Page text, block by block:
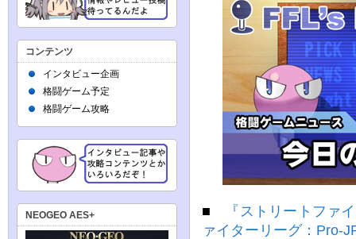
■
『ストリートファ
ァイターリーグ：Pro-
コンテンツ
インタビュー企画
格闘ゲーム予定
格闘ゲーム攻略
NEOGEO AES+